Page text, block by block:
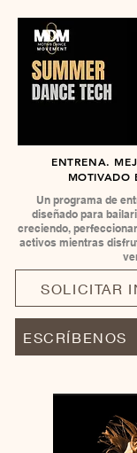
ENTRENA.
MOTIVADO
Un programa de
diseñado para
creciendo,
activos mientras
SOLICITAR
ESCRÍBENOS